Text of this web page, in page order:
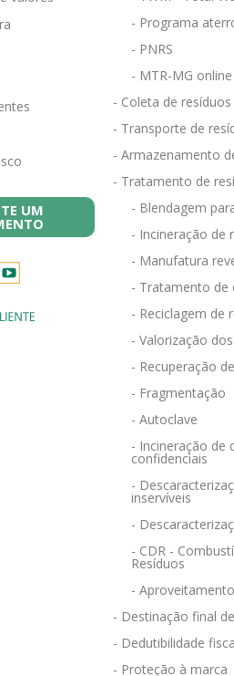
UM
- Programa
- PNRS
- MTR-MG online
- Coleta de resíduos
- Transporte de
- Armazenamento
- Tratamento de
- Blendagem
- Incineração de
- Manufatura
- Tratamento de
- Reciclagem de
- Valorização
- Recuperação
- Fragmentação
- Autoclave
- Incineração de
confidenciais
-
inservíveis
-
- CDR -
Resíduos
-
- Destinação final
- Dedutibilidade
- Proteção à marca